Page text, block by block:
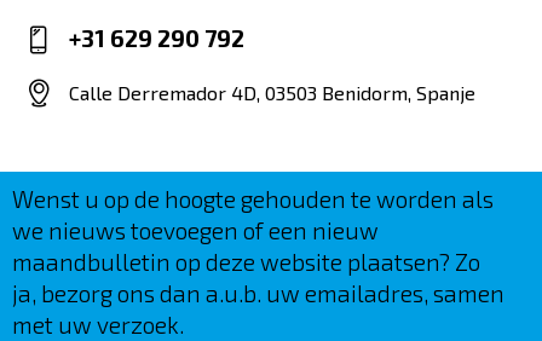
E-
m
ail
Ph
on
+31 629 290 792
es
s:
Calle Derremador 4D, 03503 Benidorm, Spanje
Wenst u op de hoogte gehouden te worden als
we nieuws toevoegen of een nieuw
maandbulletin op deze website plaatsen? Zo
ja, bezorg ons dan a.u.b. uw emailadres, samen
met uw verzoek.